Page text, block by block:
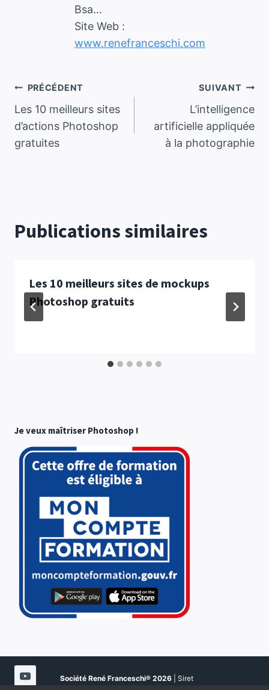
Bsa...
Site Web :
www.renefranceschi.com
Navigation
de
l’article
PRÉCÉDENT
Les 10 meilleurs sites
d’actions Photoshop
gratuites
SUIVANT
L’intelligence
artificielle appliquée
à la photographie
Publications similaires
Les 10 meilleurs sites de mockups
Photoshop gratuits
Je veux maîtriser Photoshop !
Société René Franceschi®2026 | Siret